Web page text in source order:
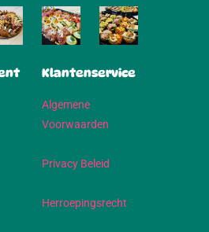
Klantenservice
Algemene
Voorwaarden
Privacy Beleid
Herroepingsrecht